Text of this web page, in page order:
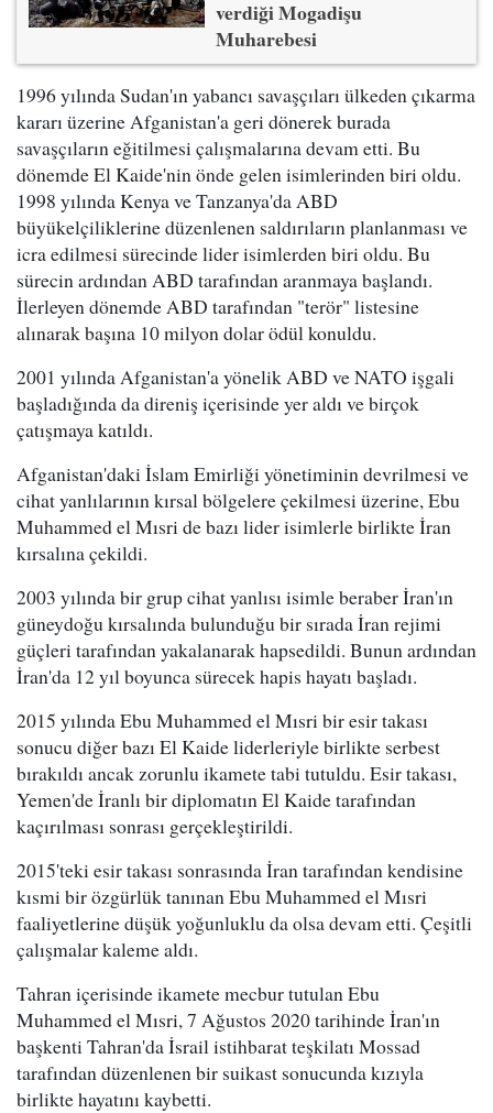
verdiği Mogadişu
Muharebesi
1996 yılında Sudan'ın yabancı savaşçıları ülkeden çıkarma
kararı üzerine Afganistan'a geri dönerek burada
savaşçıların eğitilmesi çalışmalarına devam etti. Bu
dönemde El Kaide'nin önde gelen isimlerinden biri oldu.
1998 yılında Kenya ve Tanzanya'da ABD
büyükelçiliklerine düzenlenen saldırıların planlanması ve
icra edilmesi sürecinde lider isimlerden biri oldu. Bu
sürecin ardından ABD tarafından aranmaya başlandı.
İlerleyen dönemde ABD tarafından "terör" listesine
alınarak başına 10 milyon dolar ödül konuldu.
2001 yılında Afganistan'a yönelik ABD ve NATO işgali
başladığında da direniş içerisinde yer aldı ve birçok
çatışmaya katıldı.
Afganistan'daki İslam Emirliği yönetiminin devrilmesi ve
cihat yanlılarının kırsal bölgelere çekilmesi üzerine, Ebu
Muhammed el Mısri de bazı lider isimlerle birlikte İran
kırsalına çekildi.
2003 yılında bir grup cihat yanlısı isimle beraber İran'ın
güneydoğu kırsalında bulunduğu bir sırada İran rejimi
güçleri tarafından yakalanarak hapsedildi. Bunun ardından
İran'da 12 yıl boyunca sürecek hapis hayatı başladı.
2015 yılında Ebu Muhammed el Mısri bir esir takası
sonucu diğer bazı El Kaide liderleriyle birlikte serbest
bırakıldı ancak zorunlu ikamete tabi tutuldu. Esir takası,
Yemen'de İranlı bir diplomatın El Kaide tarafından
kaçırılması sonrası gerçekleştirildi.
2015'teki esir takası sonrasında İran tarafından kendisine
kısmi bir özgürlük tanınan Ebu Muhammed el Mısri
faaliyetlerine düşük yoğunluklu da olsa devam etti. Çeşitli
çalışmalar kaleme aldı.
Tahran içerisinde ikamete mecbur tutulan Ebu
Muhammed el Mısri, 7 Ağustos 2020 tarihinde İran'ın
başkenti Tahran'da İsrail istihbarat teşkilatı Mossad
tarafından düzenlenen bir suikast sonucunda kızıyla
birlikte hayatını kaybetti.